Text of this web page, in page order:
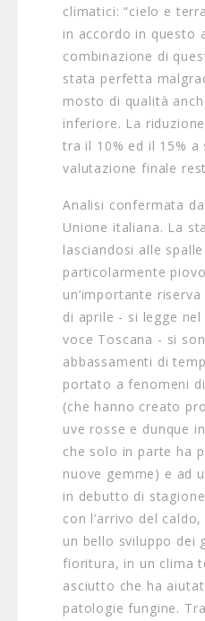
climatici: “cielo e
in accordo in questo
combinazione di
stata perfetta
mosto di qualità
inferiore. La
tra il 10% ed il 15% a
valutazione finale
Analisi confermata
Unione italiana. La
lasciandosi alle
particolarmente
un’importante
di aprile - si legge
voce Toscana - si
abbassamenti di
portato a fenomeni
(che hanno creato
uve rosse e dunque
che solo in parte ha
nuove gemme) e ad
in debutto di
con l’arrivo del
un bello sviluppo dei
fioritura, in un clima
asciutto che ha
patologie fungine.